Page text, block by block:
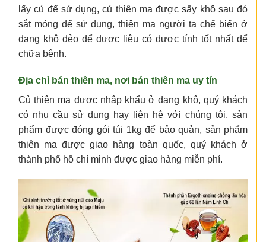
lấy củ để sử dụng, củ thiên ma được sấy khô sau đó
sắt mỏng để sử dụng, thiên ma người ta chế biến ở
dạng khô dẻo để dược liệu có dược tính tốt nhất để
chữa bệnh.
Địa chỉ bán thiên ma, nơi bán thiên ma uy tín
Củ thiên ma được nhập khẩu ở dạng khô, quý khách
có nhu cầu sử dụng hay liên hệ với chúng tôi, sản
phẩm được đóng gói túi 1kg để bảo quản, sản phẩm
thiên ma được giao hàng toàn quốc, quý khách ở
thành phố hồ chí minh được giao hàng miễn phí.